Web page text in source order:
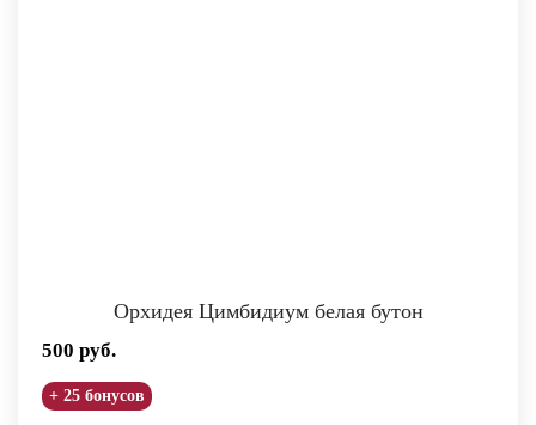
Орхидея Цимбидиум белая бутон
500 руб.
+ 25 бонусов